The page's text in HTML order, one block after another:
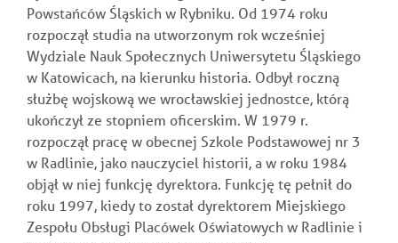
Powstańców Śląskich w Rybniku. Od 1974 roku
rozpoczął studia na utworzonym rok wcześniej
Wydziale Nauk Społecznych Uniwersytetu Śląskiego
w Katowicach, na kierunku historia. Odbył roczną
służbę wojskową we wrocławskiej jednostce, którą
ukończył ze stopniem oficerskim. W 1979 r.
rozpoczął pracę w obecnej Szkole Podstawowej nr 3
w Radlinie, jako nauczyciel historii, a w roku 1984
objął w niej funkcję dyrektora. Funkcję tę pełnił do
roku 1997, kiedy to został dyrektorem Miejskiego
Zespołu Obsługi Placówek Oświatowych w Radlinie i